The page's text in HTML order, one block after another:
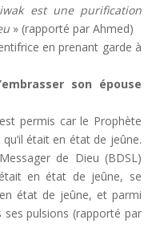
est une purification
» (rapporté par Ahmed)
en prenant garde à
son épouse
permis car le Prophète
était en état de jeûne.
de Dieu (BDSL)
en état de jeûne, se
état de jeûne, et parmi
pulsions (rapporté par